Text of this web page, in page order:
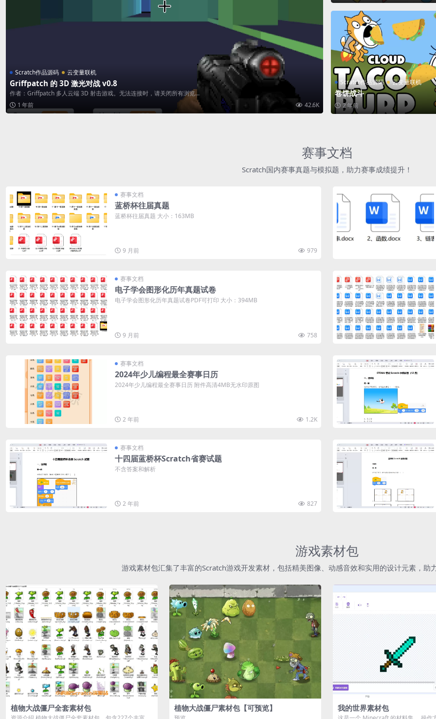
Scratch作品源码 云变量联机
Griffpatch 的 3D 激光对战 v0.8
作者：Griffpatch 多人云端 3D 射击游戏。无法连接时，请关闭所有浏览...
1 年前
42.6K
Scratch作品源码 云变量联机
卷饼战斗
2 年前
赛事文档
Scratch国内赛事真题与模拟题，助力赛事成绩提升！
赛事文档
蓝桥杯往届真题
蓝桥杯往届真题 大小：163MB
9 月前 979
赛事文档
电子学会图形化历年真题试卷
电子学会图形化历年真题试卷PDF可打印 大小：394MB
9 月前 758
赛事文档
2024年少儿编程最全赛事日历
2024年少儿编程最全赛事日历 附件高清4MB无水印原图
2 年前 1.2K
赛事文档
十四届蓝桥杯Scratch省赛试题
不含答案和解析
2 年前 827
游戏素材包
游戏素材包汇集了丰富的Scratch游戏开发素材，包括精美图像、动感音效和实用的设计元素，助
植物大战僵尸全套素材包 植物大战僵尸素材包【可预览】 我的世界素材包